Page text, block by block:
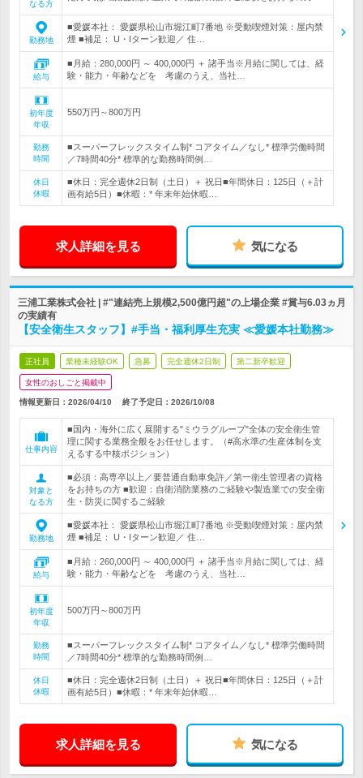
なる方
勤務地
■愛媛本社： 愛媛県松山市堀江町7番地 ※受動喫煙対策：屋内禁
煙 ■補足： U・Iターン歓迎／ 住…
給与
■月給：280,000円 ～ 400,000円 ＋ 諸手当※月給に関しては、経
験・能力・年齢などを 考慮のうえ、当社…
初年度
年収
550万円～800万円
勤務
時間
■スーパーフレックスタイム制* コアタイム／なし* 標準労働時間
／7時間40分* 標準的な勤務時間例…
休日
休暇
■休日：完全週休2日制（土日）＋ 祝日■年間休日：125日（＋計
画有給5日）■休暇：* 年末年始休暇…
求人詳細を見る 気になる
三浦工業株式会社 | #"連結売上規模2,500億円超"の上場企業 #賞与6.03ヵ月
の実績有
【安全衛生スタッフ】#手当・福利厚生充実 ≪愛媛本社勤務≫
正社員 業種未経験OK 急募 完全週休2日制 第二新卒歓迎
女性のおしごと掲載中
情報更新日：2026/04/10 終了予定日： 2026/10/08
仕事内容
■国内・海外に広く展開する"ミウラグループ"全体の安全衛生管
理に関する業務全般をお任せします。（#高水準の生産体制を支
えるする中核ポジション）
対象と
なる方
■必須：高専卒以上／要普通自動車免許／第一衛生管理者の資格
をお持ちの方 ■歓迎：自衛消防業務のご経験や製造業での安全衛
生・防災に関するご経験
勤務地
■愛媛本社： 愛媛県松山市堀江町7番地 ※受動喫煙対策：屋内禁
煙 ■補足： U・Iターン歓迎／ 住…
給与
■月給：260,000円 ～ 400,000円 ＋ 諸手当※月給に関しては、経
験・能力・年齢などを 考慮のうえ、当社…
初年度
年収
500万円～800万円
勤務
時間
■スーパーフレックスタイム制* コアタイム／なし* 標準労働時間
／7時間40分* 標準的な勤務時間例…
休日
休暇
■休日：完全週休2日制（土日）＋ 祝日■年間休日：125日（＋計
画有給5日）■休暇：* 年末年始休暇…
求人詳細を見る 気になる